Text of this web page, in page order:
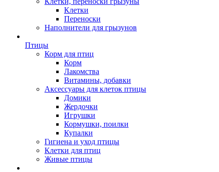
Клетки
Переноски
Наполнители для грызунов
Птицы
Корм для птиц
Корм
Лакомства
Витамины, добавки
Аксессуары для клеток птицы
Домики
Жердочки
Игрушки
Кормушки, поилки
Купалки
Гигиена и уход птицы
Клетки для птиц
Живые птицы